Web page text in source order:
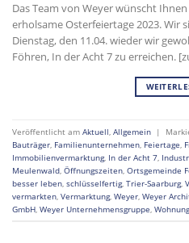
Das Team von Weyer wünscht
erholsame Osterfeiertage 2023. Wir
Dienstag, den 11.04. wieder wir
Föhren, In der Acht 7 zu erreichen.
Veröffentlicht am Aktuell Allgemein |
Bauträger Familienunternehmen Feiertage
Immobilienvermarktung, In der Acht 7
Meulenwald Öffnungszeiten Ortsgemeinde
besser leben schlüsselfertig, Trier-Saarburg,
vermarkten Vermarktung, Weyer Weyer
GmbH Weyer Unternehmensgruppe